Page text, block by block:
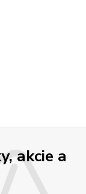
akcie a